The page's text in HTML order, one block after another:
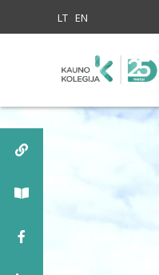
LT EN